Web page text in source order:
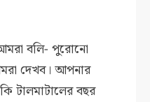
বলি- পুরোনো
দেখব। আপনার
টালমাটালের বছর